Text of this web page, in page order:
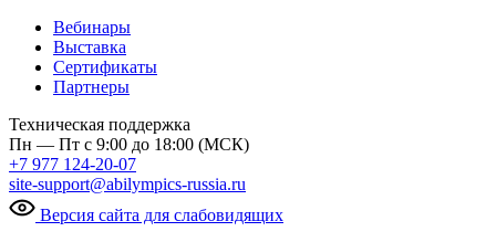
Вебинары
Выставка
Сертификаты
Партнеры
Техническая поддержка
Пн — Пт с 9:00 до 18:00 (МСК)
+7 977 124-20-07
site-support@abilympics-russia.ru
Версия сайта для слабовидящих